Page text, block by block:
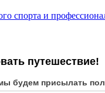
спорта и
путешествие!
будем присылать